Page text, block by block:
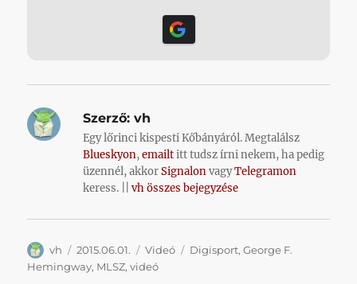
Szerző: vh
Egy lőrinci kispesti Kőbányáról. Megtalálsz
Blueskyon,emailtitt tudsz írni nekem, ha pedig
üzennél, akkorSignalonvagyTelegramon
keress. ||vh összes bejegyzése
Szerző
vh Közzétéve
2015.06.01. Kategória
Videó Címke
Digisport,George F.
Hemingway, MLSZ,videó